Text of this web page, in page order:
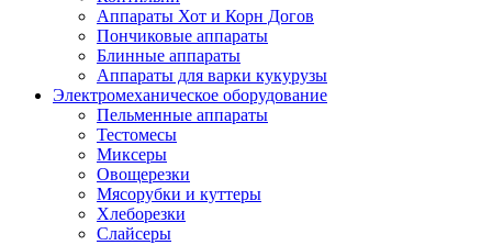
Аппараты Хот и Корн Догов
Пончиковые аппараты
Блинные аппараты
Аппараты для варки кукурузы
Электромеханическое оборудование
Пельменные аппараты
Тестомесы
Миксеры
Овощерезки
Мясорубки и куттеры
Хлеборезки
Слайсеры